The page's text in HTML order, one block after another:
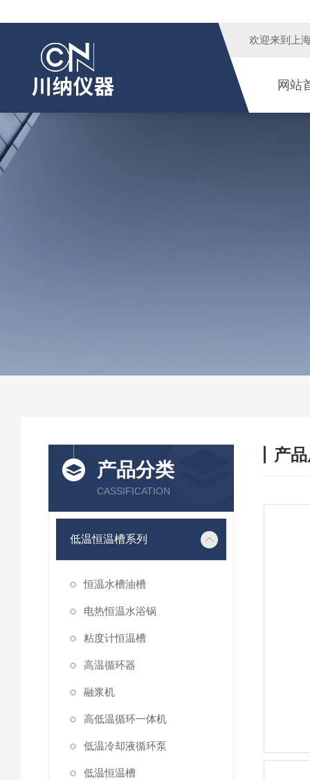
欢迎来到 上
网站
产品分类
CASSIFICATION
低温恒温槽系列
恒温水槽油槽
电热恒温水浴锅
粘度计恒温槽
高温循环器
融浆机
高低温循环一体机
低温冷却液循环泵
低温恒温槽
产